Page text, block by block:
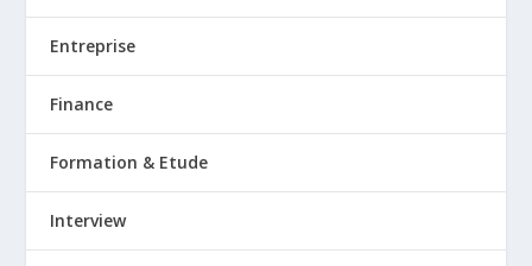
Entreprise
Finance
Formation & Etude
Interview